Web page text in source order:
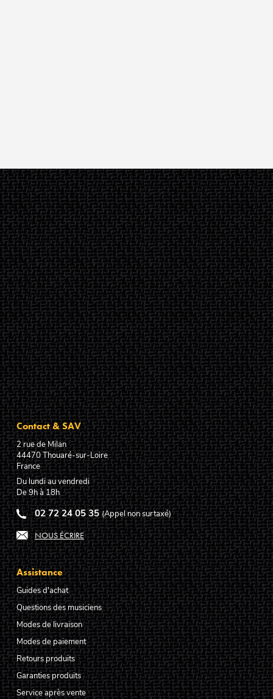
Contact & SAV
2 rue de Milan
44470Thouaré-sur-Loire
France
Du lundi au vendredi
De 9h à 18h
02 72 24 05 35 (Appel non surtaxé)
NOUS ÉCRIRE
Assistance
Guides d'achat
Questions des musiciens
Modes de livraison
Modes de paiement
Retours produits
Garanties produits
Service après vente